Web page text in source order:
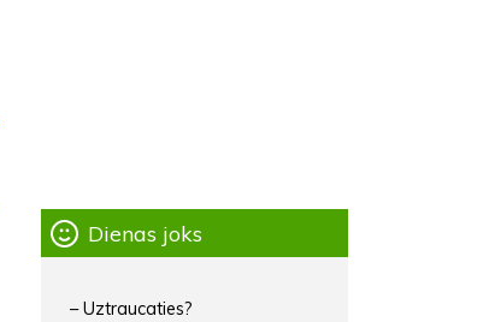
Dienas joks
– Uztraucaties?